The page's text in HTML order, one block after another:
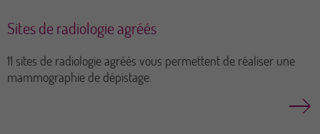
Sites de radiologie agréés
11 sites de radiologie agréés vous permettent de réaliser une
mammographie de dépistage.